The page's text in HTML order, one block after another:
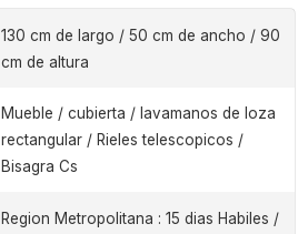
130 cm de largo / 50 cm de ancho / 90
cm de altura
Mueble / cubierta / lavamanos de loza
rectangular / Rieles telescopicos /
Bisagra Cs
Region Metropolitana : 15 dias Habiles /